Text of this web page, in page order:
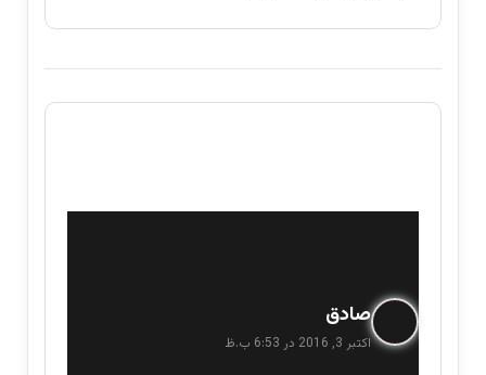
صادق
ف
اکتبر 3, 2016 در 6:53 ب.ظ